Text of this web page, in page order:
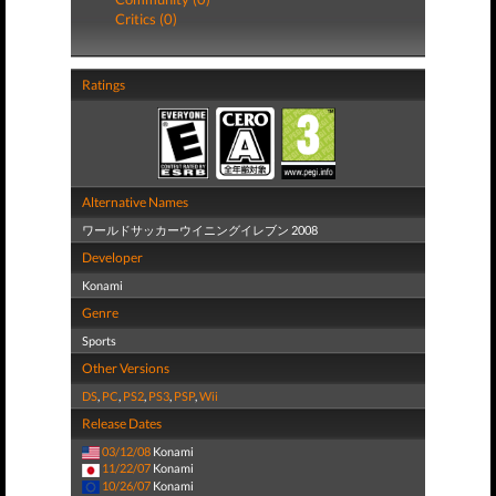
Critics (0)
Ratings
Alternative Names
ワールドサッカーウイニングイレブン 2008
Developer
Konami
Genre
Sports
Other Versions
DS, PC, PS2, PS3, PSP,Wii
Release Dates
03/12/08 Konami
11/22/07 Konami
10/26/07 Konami